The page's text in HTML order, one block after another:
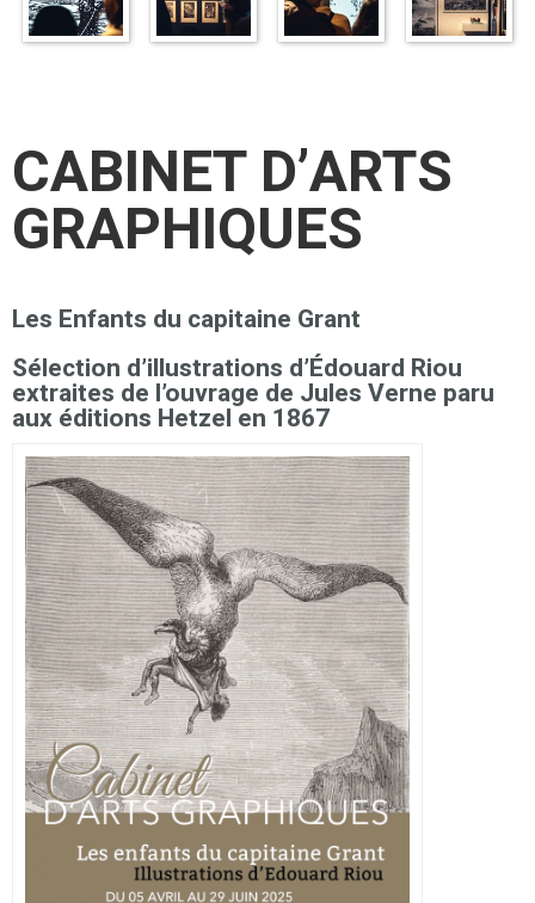
CABINET D’ARTS
GRAPHIQUES
Les Enfants du capitaine Grant
Sélection d’illustrations d’Édouard Riou
extraites de l’ouvrage de Jules Verne paru
aux éditions Hetzel en 1867